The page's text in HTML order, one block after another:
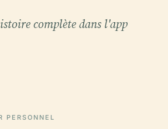
complète dans l'app
PERSONNEL